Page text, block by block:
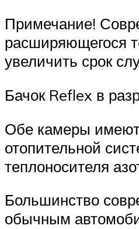
Примечание!
расширяющегося
увеличить срок
Бачок Reflex в
Обе камеры имеют
отопительной
теплоносителя
Большинство
обычным